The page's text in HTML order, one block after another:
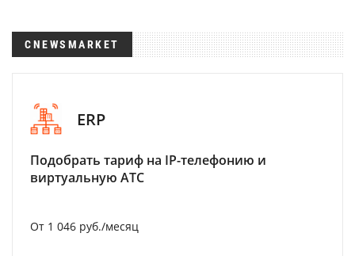
CNEWSMARKET
ERP
Подобрать тариф на IP-телефонию и
виртуальную АТС
От 1 046 руб./месяц